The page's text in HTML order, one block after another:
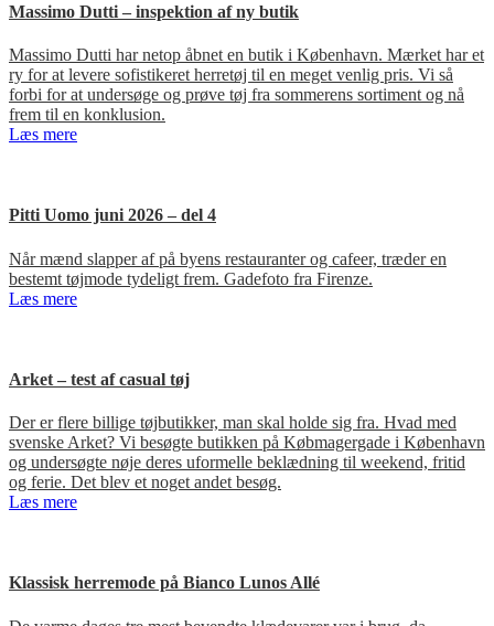
Massimo Dutti – inspektion af ny butik
Massimo Dutti har netop åbnet en butik i København. Mærket har et
ry for at levere sofistikeret herretøj til en meget venlig pris. Vi så
forbi for at undersøge og prøve tøj fra sommerens sortiment og nå
frem til en konklusion.
Læs mere
Pitti Uomo juni 2026 – del 4
Når mænd slapper af på byens restauranter og cafeer, træder en
bestemt tøjmode tydeligt frem. Gadefoto fra Firenze.
Læs mere
Arket – test af casual tøj
Der er flere billige tøjbutikker, man skal holde sig fra. Hvad med
svenske Arket? Vi besøgte butikken på Købmagergade i København
og undersøgte nøje deres uformelle beklædning til weekend, fritid
og ferie. Det blev et noget andet besøg.
Læs mere
Klassisk herremode på Bianco Lunos Allé